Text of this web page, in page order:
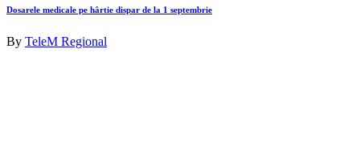
Dosarele medicale pe hârtie dispar de la 1 septembrie
By TeleM Regional